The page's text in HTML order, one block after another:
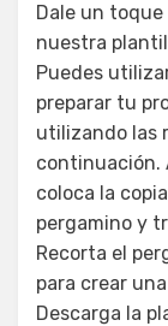
Dale un
nuestra
Puedes
preparar tu
utilizando las
continuación.
coloca la
pergamino y
Recorta el
para crear
Descarga la